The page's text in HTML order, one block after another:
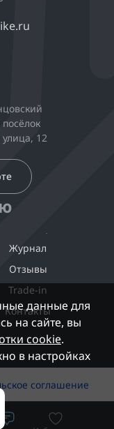
12
Журнал
Отзывы
Trade-in
Контакты
соглашение
данные для
на сайте, вы
cookie.
в настройках